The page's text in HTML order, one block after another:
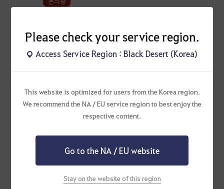
Please check your service region.
Access Service Region : Black Desert (Korea)
This website is optimized for users from the Korea region.
We recommend the NA / EU service region to best enjoy the
respective content.
Go to the NA / EU website
Stay on the website of this region
118 🌹장미전쟁 관련 건의🥀
9 5.5K 사색 2024.07.29
179 [건의 게시판]제발 거점전 유저의 목소리를 들어주세요 !
7.4K 캐닛-KR 2024.05.27
논의중
[건의 게시판]'빛나는 파괴의 연금석'의 등장 - 연금석 강화 편의성